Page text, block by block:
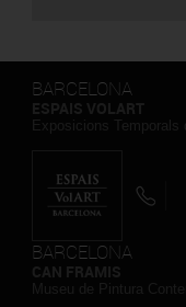
BARCELONA
BARCELONA